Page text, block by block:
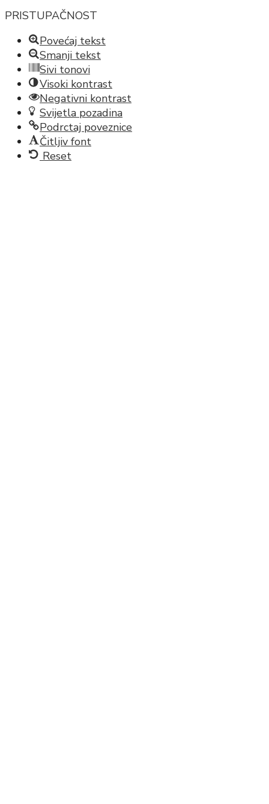
PRISTUPAČNOST
Povećaj tekst
Smanji tekst
Sivi tonovi
Visoki kontrast
Negativni kontrast
Svijetla pozadina
Podrctaj poveznice
Čitljiv font
Reset